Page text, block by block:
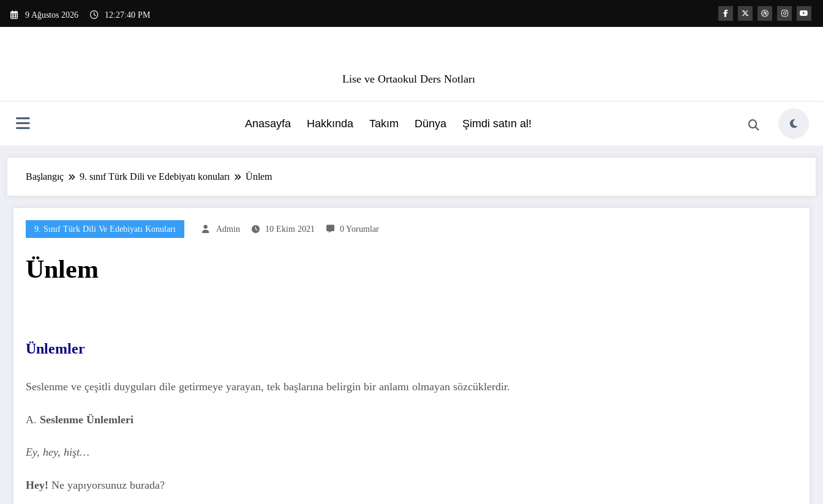
atla
9 Ağustos 2026 12:27:40 PM
Lise ve Ortaokul Ders Notları
Anasayfa Hakkında Takım Dünya Şimdi satın al!
Başlangıç 9. sınıf Türk Dili ve Edebiyatı konuları Ünlem
9. Sınıf Türk Dili Ve Edebiyatı Konuları Admin 10 Ekim 2021 0 Yorumlar
Ünlem
Ünlemler
Seslenme ve çeşitli duyguları dile getirmeye yarayan, tek başlarına belirgin bir anlamı olmayan sözcüklerdir.
A. Seslenme Ünlemleri
Ey, hey, hişt…
Hey! Ne yapıyorsunuz burada?